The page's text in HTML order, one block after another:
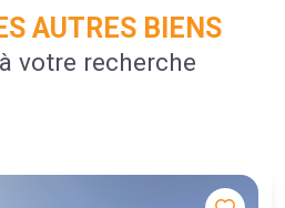
AUTRES BIENS
votre recherche